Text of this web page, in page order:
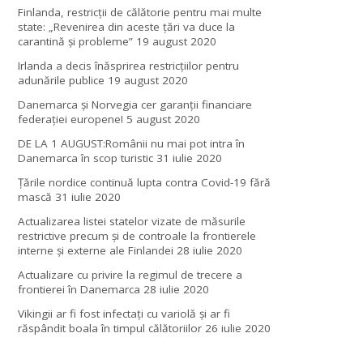
Finlanda, restricţii de călătorie pentru mai multe
state: „Revenirea din aceste ţări va duce la
carantină şi probleme” 19 august 2020
Irlanda a decis înăsprirea restricțiilor pentru
adunările publice 19 august 2020
Danemarca și Norvegia cer garanții financiare
federației europene! 5 august 2020
DE LA 1 AUGUST:Românii nu mai pot intra în
Danemarca în scop turistic 31 iulie 2020
Țările nordice continuă lupta contra Covid-19 fără
mască 31 iulie 2020
Actualizarea listei statelor vizate de măsurile
restrictive precum și de controale la frontierele
interne și externe ale Finlandei 28 iulie 2020
Actualizare cu privire la regimul de trecere a
frontierei în Danemarca 28 iulie 2020
Vikingii ar fi fost infectaţi cu variolă şi ar fi
răspândit boala în timpul călătoriilor 26 iulie 2020